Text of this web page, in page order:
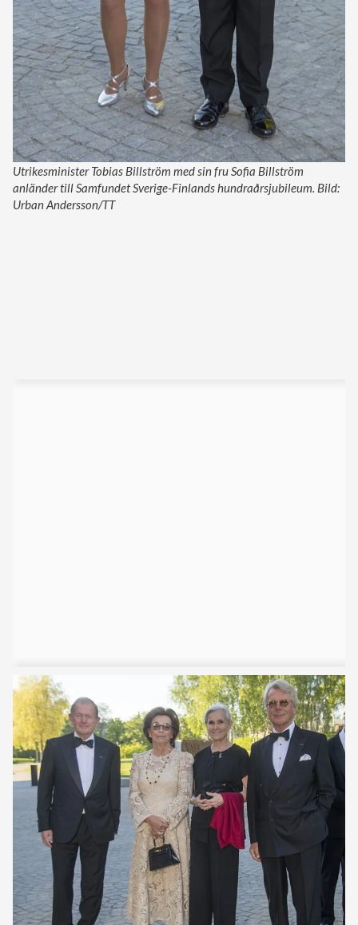
Utrikesminister Tobias Billström med sin fru Sofia Billström
anländer till Samfundet Sverige-Finlands hundraårsjubileum. Bild:
Urban Andersson/TT